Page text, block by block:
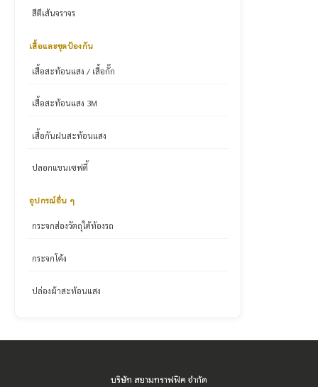
สีตีเส้นจราจร
เสื้อและชุดป้องกัน
เสื้อสะท้อนแสง / เสื้อกั๊ก
เสื้อสะท้อนแสง 3M
เสื้อกันฝนสะท้อนแสง
ปลอกแขนเซฟตี้
อุปกรณ์อื่น ๆ
กระจกส่องวัตถุใต้ท้องรถ
กระจกโค้ง
ปล่องผ้าสะท้อนแสง
บริษัท สยามทราฟฟิค จำกัด